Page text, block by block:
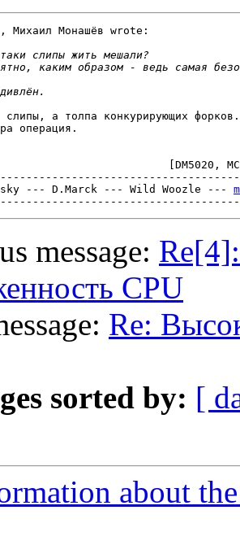
Михаил Монашёв wrote:
слипы, а толпа конкурирующих
операция.
[DM5020, MCK-
--- D.Marck --- Wild Woozle ---
message:
CPU
Re:
sorted by: [
about